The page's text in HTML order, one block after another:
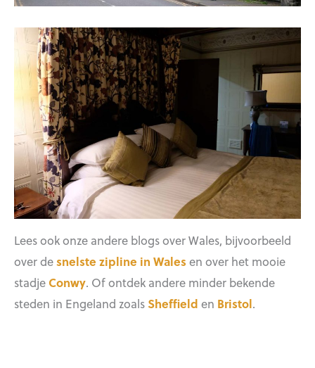
Lees ook onze andere blogs over Wales, bijvoorbeeld
over desnelste zipline in Wales en over het mooie
stadjeConwy. Of ontdek andere minder bekende
steden in Engeland zoals Sheffield en Bristol.